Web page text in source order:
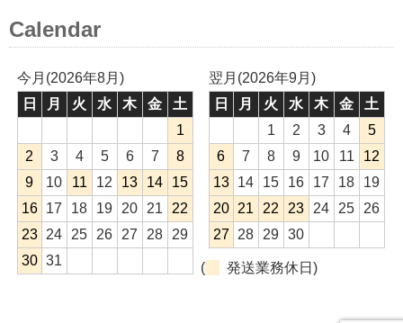
Calendar
今月(2026年8月)
日
月 火 水 木 金
土
1
2
3 4 5 6 7
8
9
10 11 12 13 14
15
16
17 18 19 20 21
22
23
24 25 26 27 28
29
30 31
翌月(2026年9月)
日
月 火 水 木 金
土
1
2 3 4
5
6
7 8 9 10 11
12
13
14 15 16 17 18
19
20
21 22 23 24 25
26
27
28 29 30
( 発送業務休日)